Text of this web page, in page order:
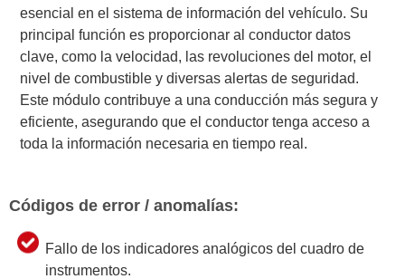
esencial en el sistema de información del vehículo. Su
principal función es proporcionar al conductor datos
clave, como la velocidad, las revoluciones del motor, el
nivel de combustible y diversas alertas de seguridad.
Este módulo contribuye a una conducción más segura y
eficiente, asegurando que el conductor tenga acceso a
toda la información necesaria en tiempo real.
Códigos de error / anomalías:
Fallo de los indicadores analógicos del cuadro de
instrumentos.